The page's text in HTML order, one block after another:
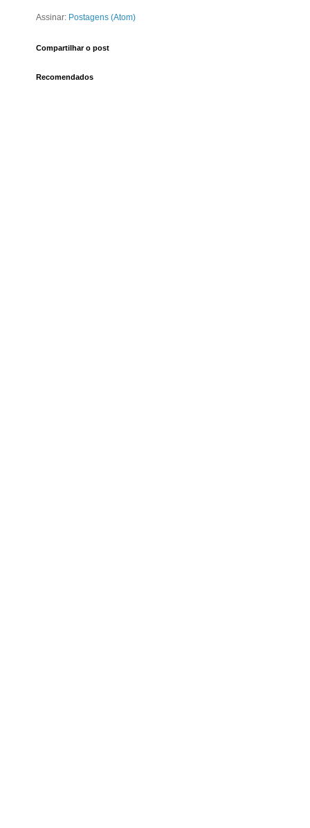
Assinar: Postagens (Atom)
Compartilhar o post
Recomendados